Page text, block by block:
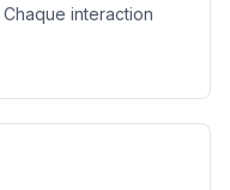
interaction